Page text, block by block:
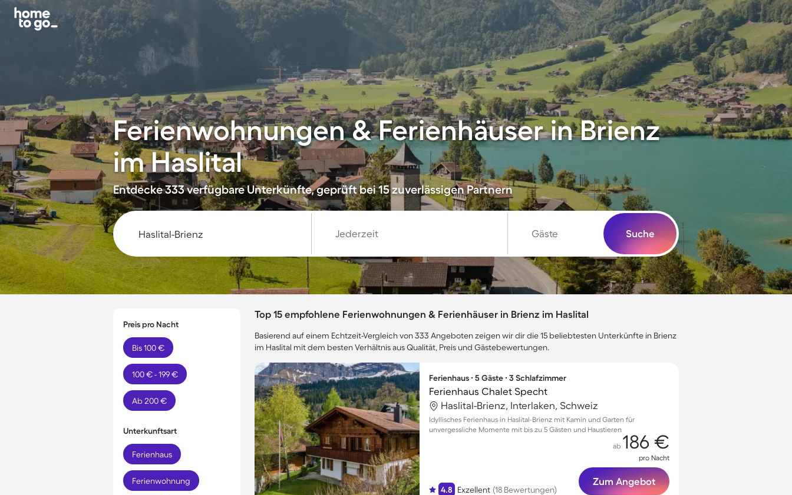
Ferienwohnungen & Ferienhäuser in Brienz
im Haslital
Entdecke 333 verfügbare Unterkünfte, geprüft bei 15 zuverlässigen Partnern
Jederzeit Gäste Suche
Preis pro Nacht
Bis 100 €
100 € - 199 €
Ab 200 €
Unterkunftsart
Ferienhaus
Ferienwohnung
Top 15 empfohlene Ferienwohnungen & Ferienhäuser in Brienz im Haslital
Basierend auf einem Echtzeit-Vergleich von 333 Angeboten zeigen wir dir die 15 beliebtesten Unterkünfte in Brienz
im Haslital mit dem besten Verhältnis aus Qualität, Preis und Gästebewertungen.
Ferienhaus ∙ 5 Gäste ∙ 3 Schlafzimmer
Ferienhaus Chalet Specht
Haslital-Brienz, Interlaken, Schweiz
Idyllisches Ferienhaus in Haslital-Brienz mit Kamin und Garten für
unvergessliche Momente mit bis zu 5 Gästen und Haustieren
4.8 Exzellent (18 Bewertungen)
ab 186 €
pro Nacht
Zum Angebot